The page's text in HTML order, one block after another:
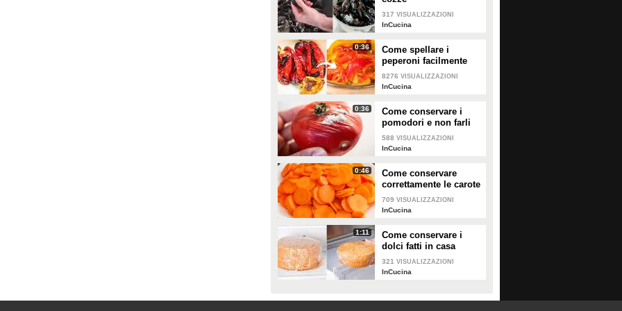
317 VISUALIZZAZIONI
InCucina
0:36
Come spellare i
peperoni facilmente
8276 VISUALIZZAZIONI
InCucina
0:36
Come conservare i
pomodori e non farli
ammuffire
588 VISUALIZZAZIONI
InCucina
0:46
Come conservare
correttamente le carote
709 VISUALIZZAZIONI
InCucina
1:11
Come conservare i
dolci fatti in casa
321 VISUALIZZAZIONI
InCucina
197419• diMigliori idee in cucina